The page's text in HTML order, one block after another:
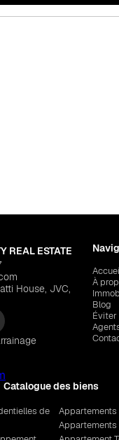
REAL ESTATE
House, JVC,
À
Blog
Éviter
Catalogue des biens
de
Appartements